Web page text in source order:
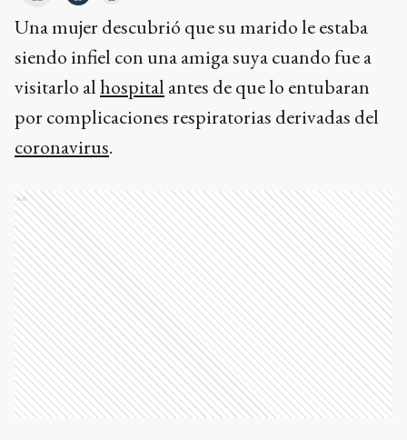
Una mujer descubrió que su marido le estaba
siendo infiel con una amiga suya cuando fue a
visitarlo alhospital antes de que lo entubaran
por complicaciones respiratorias derivadas del
coronavirus.
Ads